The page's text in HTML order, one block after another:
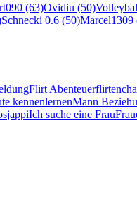
(63)Ovidiu (50)
Schnecki 0.6 (50)Marcel1309
Flirt Abenteuerflirten
kennenlernenMann
jappiIch suche eine Frau